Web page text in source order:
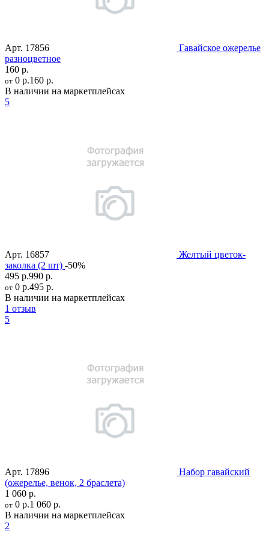
Арт. 17856
Гавайское ожерелье
разноцветное
160 р.
от 0 р.160 р.
В наличии на маркетплейсах
5
Арт. 16857
Желтый цветок-
заколка (2 шт) -50%
495 р.990 р.
от 0 р.495 р.
В наличии на маркетплейсах
1 отзыв
5
Арт. 17896
Набор гавайский
(ожерелье, венок, 2 браслета)
1 060 р.
от 0 р.1 060 р.
В наличии на маркетплейсах
2